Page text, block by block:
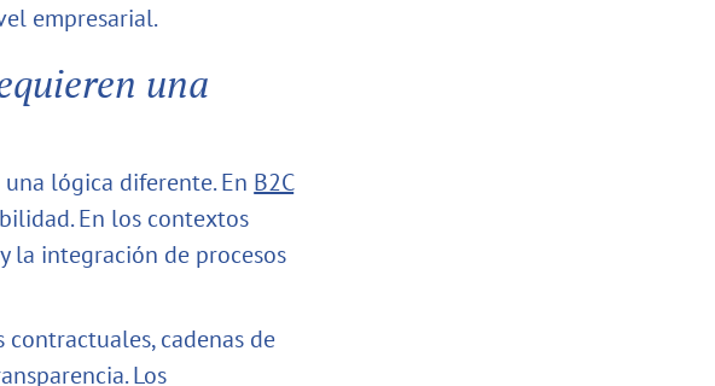
empresarial.
una
lógica diferente. En B2C
En los contextos
la integración de procesos
cadenas de
Los